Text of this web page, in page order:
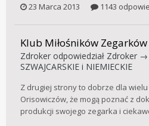
23 Marca 2013
1143
Klub Miłośników Zegarków
Zdroker odpowiedział Zdroker →
SZWAJCARSKIE i NIEMIECKIE
Z drugiej strony to dobrze dla wielu
Orisowiczów, że mogą poznać z
produkcji swojego zegarka i